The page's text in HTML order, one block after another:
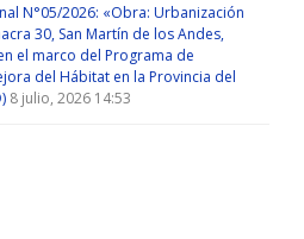
N°05/2026: «Obra: Urbanización
30, San Martín de los Andes,
el marco del Programa de
del Hábitat en la Provincia del
8 julio, 2026 14:53